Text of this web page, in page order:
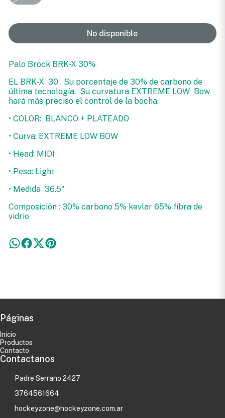
No disponible
Palo Brock BRK-X 30%
EL BRK-X 30 . Su porcentaje de 30% de carbono de
última tecnología. Su curvatura EXTREME LOW Bow
hará más preciso el control de la bocha.
• COLOR: BLANCO + PLATEADO
• Curva: EXTREME LOW BOW
• Head: MIDI
• Peso: Light
• Medida 36.5"
Composición : 30% carbono 5% kevlar 65% fibra de
vidrio
Páginas
Inicio
Productos
Contacto
Contactanos
Padre Serrano 2427
3764561664
hockeyzone@hockeyzone.com.ar